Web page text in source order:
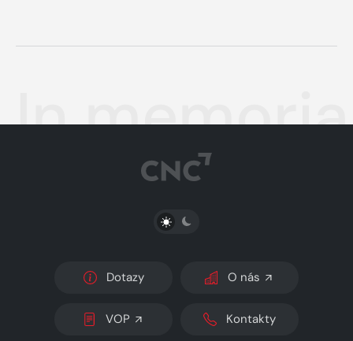
In
PŘEPNOUT SVĚTLÝ/TMAVÝ REŽIM
Dotazy O nás
VOP Kontakty